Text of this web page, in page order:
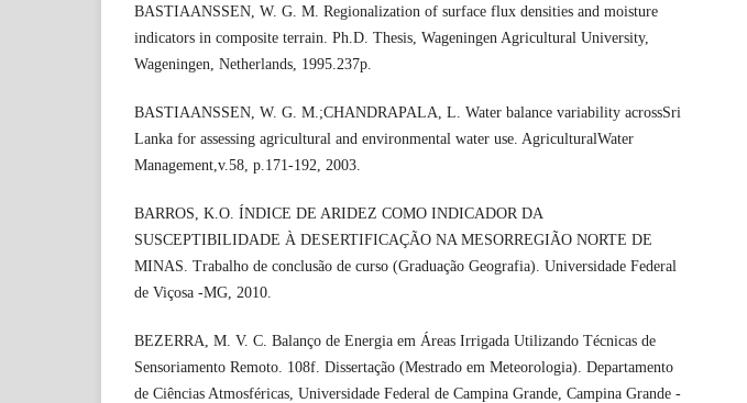
BASTIAANSSEN, W. G. M. Regionalization of surface flux densities and moisture
indicators in composite terrain. Ph.D. Thesis, Wageningen Agricultural University,
Wageningen, Netherlands, 1995.237p.
BASTIAANSSEN, W. G. M.;CHANDRAPALA, L. Water balance variability acrossSri
Lanka for assessing agricultural and environmental water use. AgriculturalWater
Management,v.58, p.171-192, 2003.
BARROS, K.O. ÍNDICE DE ARIDEZ COMO INDICADOR DA
SUSCEPTIBILIDADE À DESERTIFICAÇÃO NA MESORREGIÃO NORTE DE
MINAS. Trabalho de conclusão de curso (Graduação Geografia). Universidade Federal
de Viçosa -MG, 2010.
BEZERRA, M. V. C. Balanço de Energia em Áreas Irrigada Utilizando Técnicas de
Sensoriamento Remoto. 108f. Dissertação (Mestrado em Meteorologia). Departamento
de Ciências Atmosféricas, Universidade Federal de Campina Grande, Campina Grande -